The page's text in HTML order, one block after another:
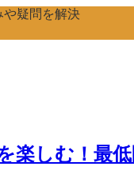
や疑問を解決
楽しむ！最